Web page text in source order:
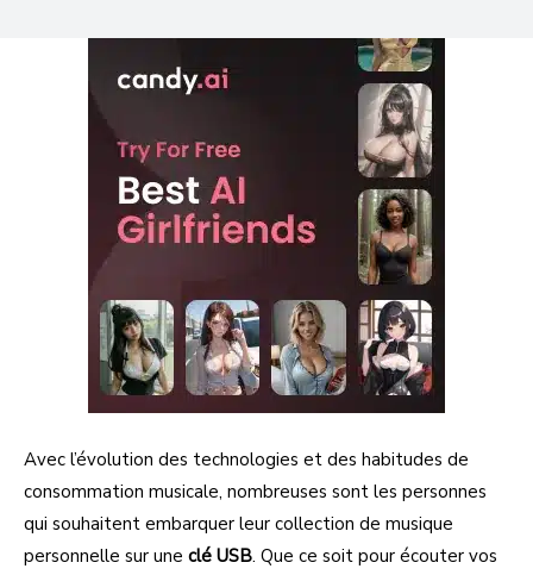
Avec l’évolution des technologies et des habitudes de
consommation musicale, nombreuses sont les personnes
qui souhaitent embarquer leur collection de musique
personnelle sur une clé USB. Que ce soit pour écouter vos